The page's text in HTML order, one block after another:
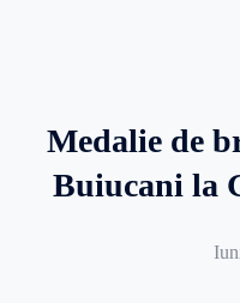
Medalie de
Buiucani la